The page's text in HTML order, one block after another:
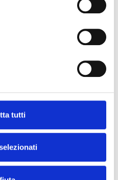
tutti
rendere unico e vibrante ogni
DI PIÙ